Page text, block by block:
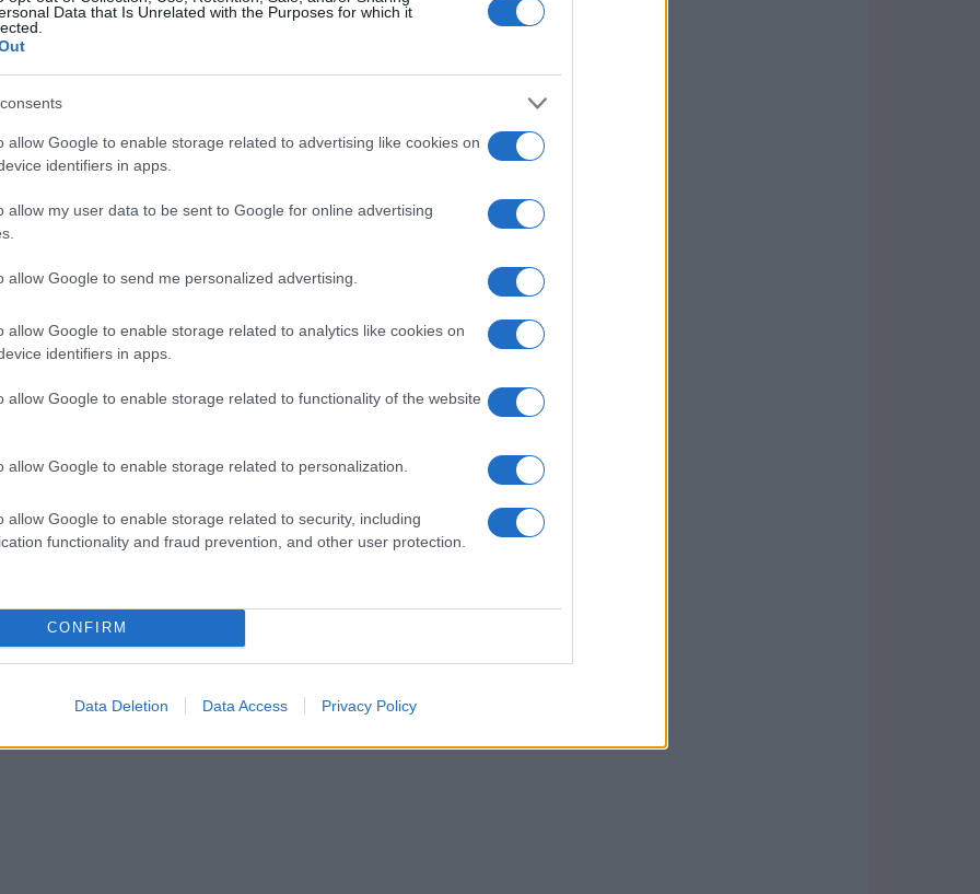
Data that Is Unrelated with the Purposes for which it
allow Google to enable storage related to advertising like cookies on
identifiers in apps.
allow my user data to be sent to Google for online advertising
allow Google to send me personalized advertising.
allow Google to enable storage related to analytics like cookies on
identifiers in apps.
allow Google to enable storage related to functionality of the website
allow Google to enable storage related to personalization.
allow Google to enable storage related to security, including
functionality and fraud prevention, and other user protection.
CONFIRM
Data Deletion Data Access Privacy Policy
Ogni pezzo è concepito per durare
più che in una semplice moda. Dalla
dettaglio è studiato per garantire un look
vero e proprio stile di vita! Promuove un
può essere facilmente abbinato e
resistono alla prova del tempo, sia in termini
pensare a come un semplice vestito possa
sartoriale
va immediatamente a un’eleganza sobria e a
crea capi che incantano grazie alla loro
Ogni collezione è un inno al
e maglioni raffinati che possono
uno da sera.